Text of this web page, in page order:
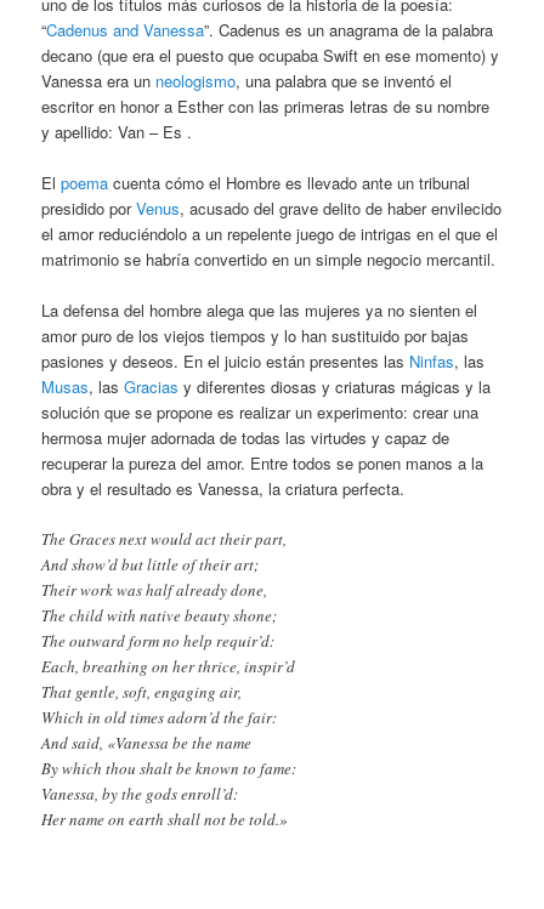
“Cadenus and Vanessa”. Cadenus es un anagrama de la palabra
decano (que era el puesto que ocupaba Swift en ese momento) y
Vanessa era un neologismo, una palabra que se inventó el
escritor en honor a Esther con las primeras letras de su nombre
y apellido: Van – Es .
Elpoema cuenta cómo el Hombre es llevado ante un tribunal
presidido porVenus, acusado del grave delito de haber envilecido
el amor reduciéndolo a un repelente juego de intrigas en el que el
matrimonio se habría convertido en un simple negocio mercantil.
La defensa del hombre alega que las mujeres ya no sienten el
amor puro de los viejos tiempos y lo han sustituido por bajas
pasiones y deseos. En el juicio están presentes las Ninfas, las
Musas, lasGracias y diferentes diosas y criaturas mágicas y la
solución que se propone es realizar un experimento: crear una
hermosa mujer adornada de todas las virtudes y capaz de
recuperar la pureza del amor. Entre todos se ponen manos a la
obra y el resultado es Vanessa, la criatura perfecta.
The Graces next would act their part,
And show’d but little of their art;
Their work was half already done,
The child with native beauty shone;
The outward form no help requir’d:
Each, breathing on her thrice, inspir’d
That gentle, soft, engaging air,
Which in old times adorn’d the fair:
And said, «Vanessa be the name
By which thou shalt be known to fame:
Vanessa, by the gods enroll’d:
Her name on earth shall not be told.»